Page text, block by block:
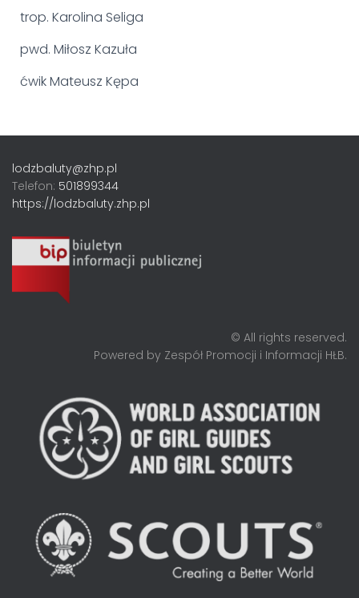
trop. Karolina Seliga
pwd. Miłosz Kazuła
ćwik Mateusz Kępa
lodzbaluty@zhp.pl
Telefon: 501899344
https://lodzbaluty.zhp.pl
© All rights reserved.
Powered by Zespół Promocji i Informacji HŁB.